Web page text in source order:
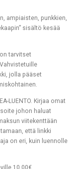
ampiaisten, punkkien,
sisältö kesää
tarvitset
jolla pääset
LUENTO. Kirjaa omat
johon haluat
viitekenttään
että linkki
on eri, kuin luennolle
10,00€